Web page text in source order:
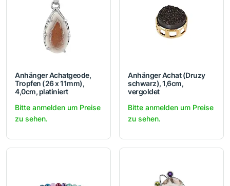
Anhänger Achatgeode,
Tropfen (26 x 11mm),
4,0cm, platiniert
Bitte anmelden um Preise
zu sehen.
Anhänger Achat (Druzy
schwarz), 1,6cm,
vergoldet
Bitte anmelden um Preise
zu sehen.